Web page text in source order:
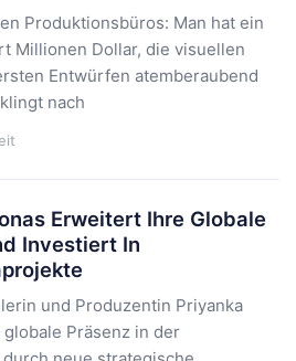
Produktionsbüros: Man hat ein
Millionen Dollar, die visuellen
Entwürfen atemberaubend
nach
Erweitert Ihre Globale
Investiert In
und Produzentin Priyanka
Präsenz in der